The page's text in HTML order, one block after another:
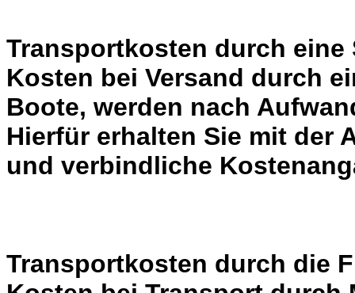
Transportkosten durch eine
Kosten bei Versand durch
Boote, werden nach
Hierfür erhalten Sie mit der
und verbindliche
Transportkosten durch die